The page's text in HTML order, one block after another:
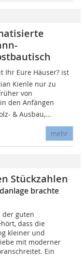
Ihr Eure Häuser? ist
Kienle nur zu
von
den Anfängen
& Ausbau,...
mehr
Stückzahlen
brachte
der guten
dass die
kleiner und
mit moderner
Ein